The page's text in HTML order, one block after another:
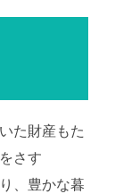
た財産もた
さす
、豊かな暮